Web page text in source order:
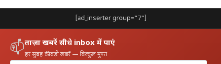
[ad_inserter group="7"]
📫ताज़ा खबरें सीधे inbox में पाएं
हर सुबह की बड़ी खबरें — बिल्कुल मुफ़्त